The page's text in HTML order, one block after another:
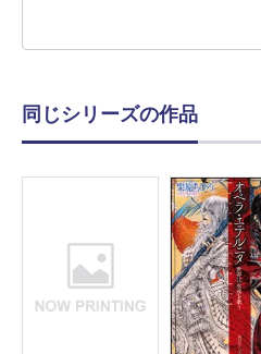
同じシリーズの作品